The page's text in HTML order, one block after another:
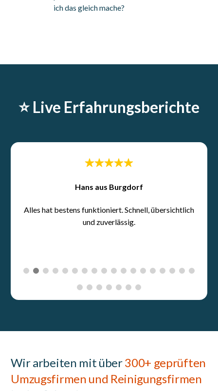
ich das gleich mache?
⭐️ Live Erfahrungsberichte
Wir arbeiten mit über300+ geprüften
Umzugsfirmen und Reinigungsfirmen